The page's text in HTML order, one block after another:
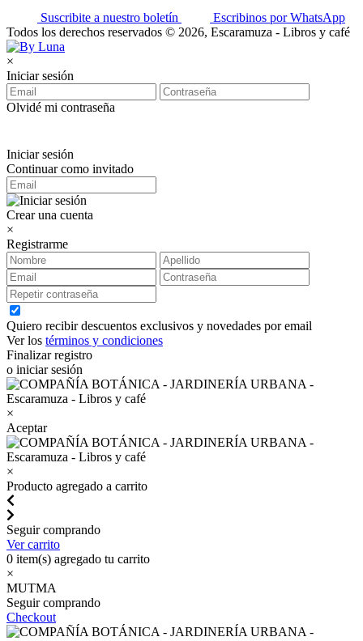
Suscribite a nuestro boletín
Escribinos por WhatsApp
Todos los derechos reservados © 2026, Escaramuza - Libros y café
×
Iniciar sesión
Olvidé mi contraseña
Iniciar sesión
Continuar como invitado
Crear una cuenta
×
Registrarme
Quiero recibir descuentos exclusivos y novedades por email
Ver los términos y condiciones
Finalizar registro
o iniciar sesión
×
Aceptar
×
Producto agregado a carrito
Seguir comprando
Ver carrito
0 item(s) agregado tu carrito
×
MUTMA
Seguir comprando
Checkout